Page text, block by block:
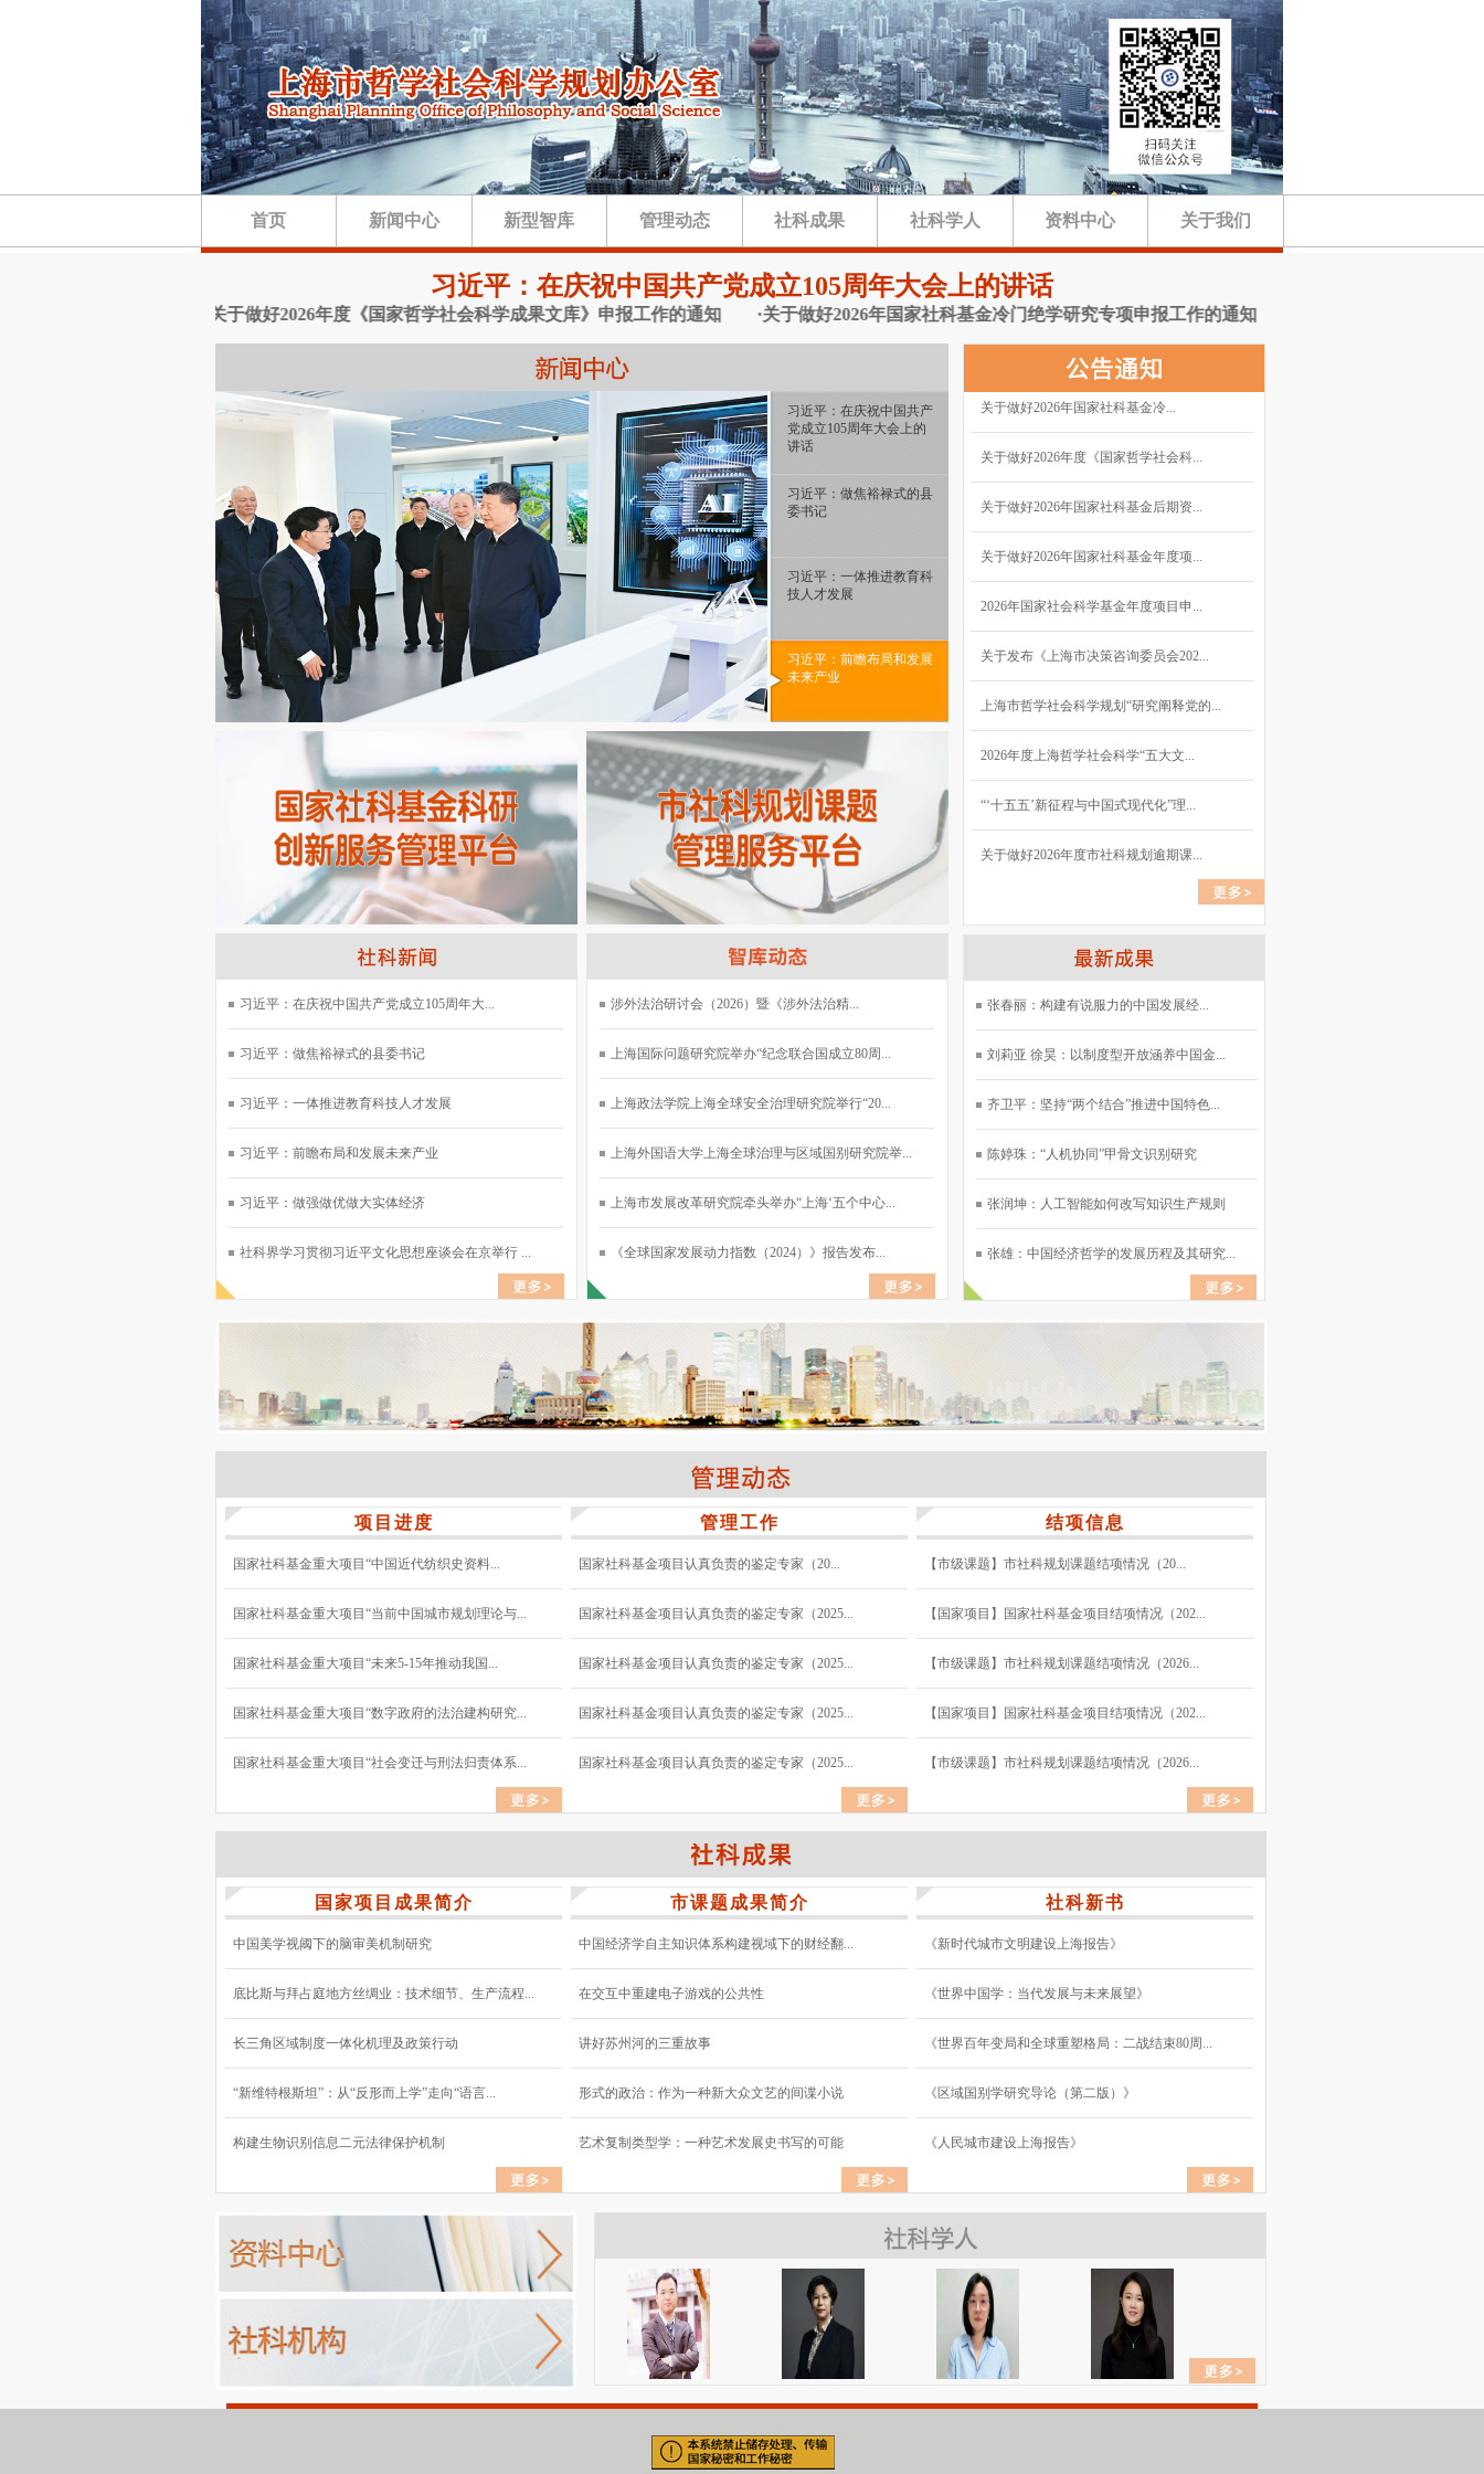
首页 新闻中心 新型智库 管理动态 社科成果 社科学人 资料中心 关于我们
习近平：在庆祝中国共产党成立105周年大会上的讲话
·关于做好2026年度《国家哲学社会科学成果文库》申报工作的通知 ·关于做好2026年国家社科基金冷门绝学研究专项申报工作的通知
习近平：在庆祝中国共产
党成立105周年大会上的
讲话
习近平：做焦裕禄式的县
委书记
习近平：一体推进教育科
技人才发展
习近平：前瞻布局和发展
未来产业
习近平：在庆祝中国共产党成立105周年大...
习近平：做焦裕禄式的县委书记
习近平：一体推进教育科技人才发展
习近平：前瞻布局和发展未来产业
习近平：做强做优做大实体经济
社科界学习贯彻习近平文化思想座谈会在京举行 ...
涉外法治研讨会（2026）暨《涉外法治精...
上海国际问题研究院举办“纪念联合国成立80周...
上海政法学院上海全球安全治理研究院举行“20...
上海外国语大学上海全球治理与区域国别研究院举...
上海市发展改革研究院牵头举办“上海‘五个中心...
《全球国家发展动力指数（2024）》报告发布...
关于做好2026年国家社科基金冷...
关于做好2026年度《国家哲学社会科...
关于做好2026年国家社科基金后期资...
关于做好2026年国家社科基金年度项...
2026年国家社会科学基金年度项目申...
关于发布《上海市决策咨询委员会202...
上海市哲学社会科学规划“研究阐释党的...
2026年度上海哲学社会科学“五大文...
“‘十五五’新征程与中国式现代化”理...
关于做好2026年度市社科规划逾期课...
张春丽：构建有说服力的中国发展经...
刘莉亚 徐昊：以制度型开放涵养中国金...
齐卫平：坚持“两个结合”推进中国特色...
陈婷珠：“人机协同”甲骨文识别研究
张润坤：人工智能如何改写知识生产规则
张雄：中国经济哲学的发展历程及其研究...
项目进度
国家社科基金重大项目“中国近代纺织史资料...
国家社科基金重大项目“当前中国城市规划理论与...
国家社科基金重大项目“未来5-15年推动我国...
国家社科基金重大项目“数字政府的法治建构研究...
国家社科基金重大项目“社会变迁与刑法归责体系...
管理工作
国家社科基金项目认真负责的鉴定专家（20...
国家社科基金项目认真负责的鉴定专家（2025...
国家社科基金项目认真负责的鉴定专家（2025...
国家社科基金项目认真负责的鉴定专家（2025...
国家社科基金项目认真负责的鉴定专家（2025...
结项信息
【市级课题】市社科规划课题结项情况（20...
【国家项目】国家社科基金项目结项情况（202...
【市级课题】市社科规划课题结项情况（2026...
【国家项目】国家社科基金项目结项情况（202...
【市级课题】市社科规划课题结项情况（2026...
国家项目成果简介
中国美学视阈下的脑审美机制研究
底比斯与拜占庭地方丝绸业：技术细节、生产流程...
长三角区域制度一体化机理及政策行动
“新维特根斯坦”：从“反形而上学”走向“语言...
构建生物识别信息二元法律保护机制
市课题成果简介
中国经济学自主知识体系构建视域下的财经翻...
在交互中重建电子游戏的公共性
讲好苏州河的三重故事
形式的政治：作为一种新大众文艺的间谍小说
艺术复制类型学：一种艺术发展史书写的可能
社科新书
《新时代城市文明建设上海报告》
《世界中国学：当代发展与未来展望》
《世界百年变局和全球重塑格局：二战结束80周...
《区域国别学研究导论（第二版）》
《人民城市建设上海报告》